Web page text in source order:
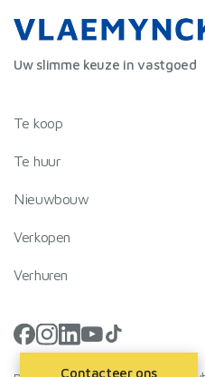
Contacteer ons
Uw slimme keuze in vastgoed
Te koop
Te huur
Nieuwbouw
Verkopen
Verhuren